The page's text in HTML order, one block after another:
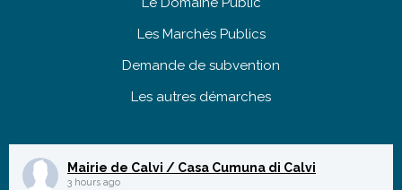
Les Marchés Publics
Demande de subvention
Les autres démarches
Mairie de Calvi / Casa Cumuna di Calvi
3 hours ago